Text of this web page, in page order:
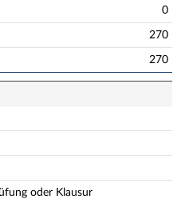
0
270
270
oder Klausur